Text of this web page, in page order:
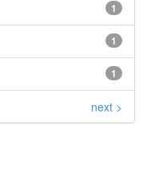
1
1
1
next >